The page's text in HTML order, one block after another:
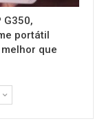
G350,
portátil
melhor que